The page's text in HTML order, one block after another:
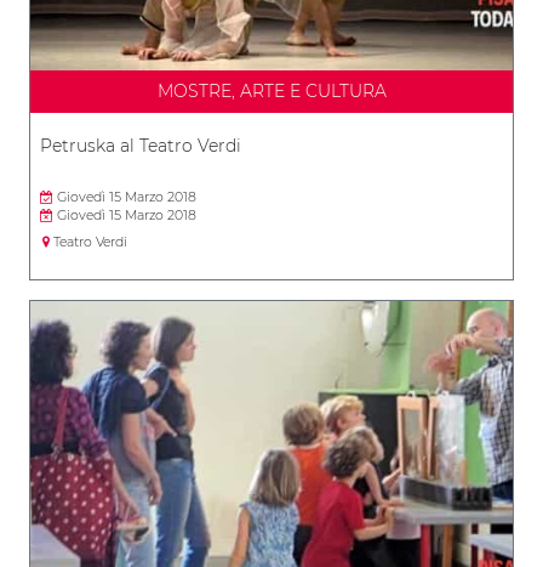
MOSTRE, ARTE E CULTURA
Petruska al Teatro Verdi
Giovedì 15 Marzo 2018
Giovedì 15 Marzo 2018
Teatro Verdi